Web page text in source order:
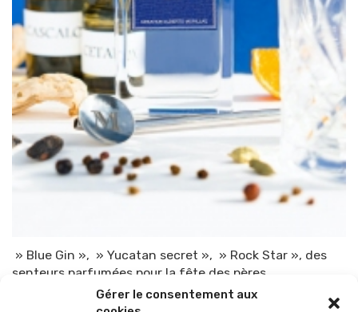
Gérer le consentement aux
» Blue Gin », » Yucatan secret », » Rock Star », des
senteurs parfumées pour la fête des pères.
TOP-PARENTS 18 juin 2021